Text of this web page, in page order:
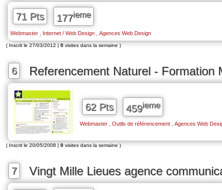
71 Pts 177ieme
Webmaster Internet / Web Design Agences Web Design
( Inscrit le 27/03/2012 | 0 visites dans la semaine )
6 Referencement Naturel - Formation
62 Pts 459ieme
Webmaster Outils de référencement Agences Web
( Inscrit le 20/05/2008 | 0 visites dans la semaine )
7 Vingt Mille Lieues agence